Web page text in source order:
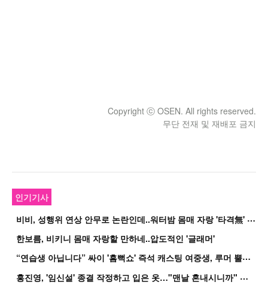
Copyright ⓒ OSEN. All rights reserved.
무단 전재 및 재배포 금지
인기기사
비
비, 성행위 연상 안무로 논란인데..워터밤 몸매 자랑 '타격無' 근황
한보름, 비키니 몸매 자랑할 만하네..압도적인 '글래머'
“
연습생 아닙니다” 싸이 '흠뻑쇼' 즉석 캐스팅 여중생, 루머 뿔났다[Oh!쎈 이...
홍
진영, '임신설' 종결 작정하고 입은 옷…"맨날 혼내시니까" 억울